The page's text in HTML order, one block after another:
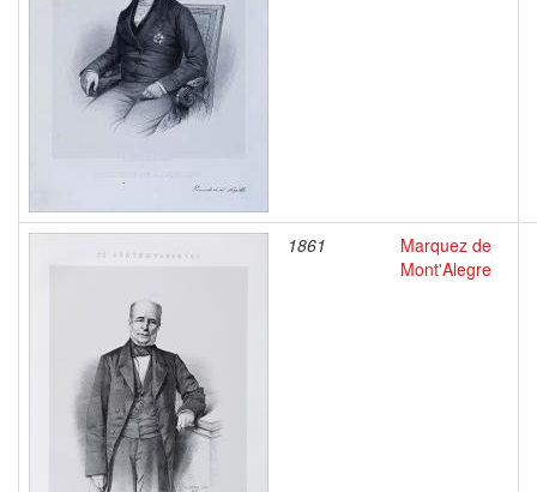
1861
Marquez de
Mont'Alegre